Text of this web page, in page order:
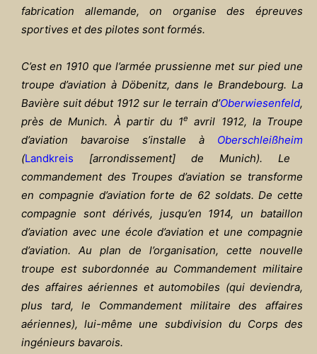
fabrication allemande, on organise des épreuves
sportives et des pilotes sont formés.
C’est en 1910 que l’armée prussienne met sur pied une
troupe d’aviation à Döbenitz, dans le Brandebourg. La
Bavière suit début 1912 sur le terrain d’Oberwiesenfeld,
près de Munich. À partir du 1e
avril 1912, la Troupe
d’aviation bavaroise s’installe à Oberschleißheim
(Landkreis [arrondissement] de Munich). Le
commandement des Troupes d’aviation se transforme
en compagnie d’aviation forte de 62 soldats. De cette
compagnie sont dérivés, jusqu’en 1914, un bataillon
d’aviation avec une école d’aviation et une compagnie
d’aviation. Au plan de l’organisation, cette nouvelle
troupe est subordonnée au Commandement militaire
des affaires aériennes et automobiles (qui deviendra,
plus tard, le Commandement militaire des affaires
aériennes), lui-même une subdivision du Corps des
ingénieurs bavarois.